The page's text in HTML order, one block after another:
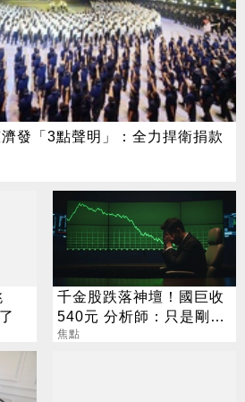
發「3點聲明」：全力捍衛捐款
千金股跌落神壇！國巨收
540元 分析師：只是剛開
始
焦點